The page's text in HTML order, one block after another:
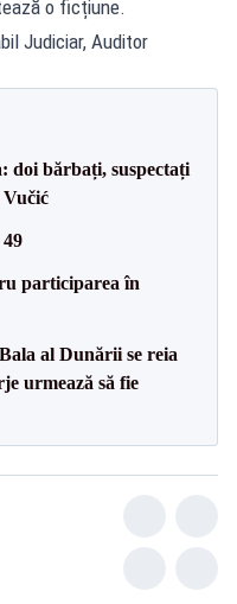
o ficțiune.
Judiciar, Auditor
doi bărbați, suspectați
Vučić
participarea în
al Dunării se reia
urmează să fie